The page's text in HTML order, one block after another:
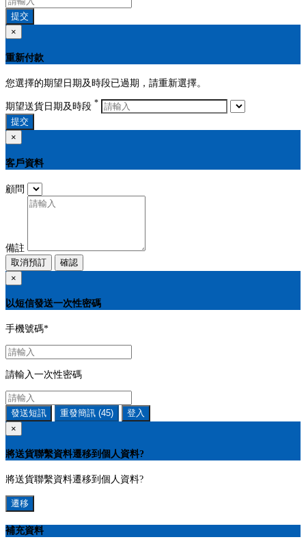
提交
×
重新付款
您選擇的期望日期及時段已過期，請重新選擇。
期望送貨日期及時段 *
提交
×
客戶資料
顧問
備註
取消預訂
確認
×
以短信發送一次性密碼
手機號碼*
請輸入一次性密碼
發送短訊 重發簡訊 (45)
登入
×
將送貨聯繫資料遷移到個人資料?
將送貨聯繫資料遷移到個人資料?
遷移
補充資料